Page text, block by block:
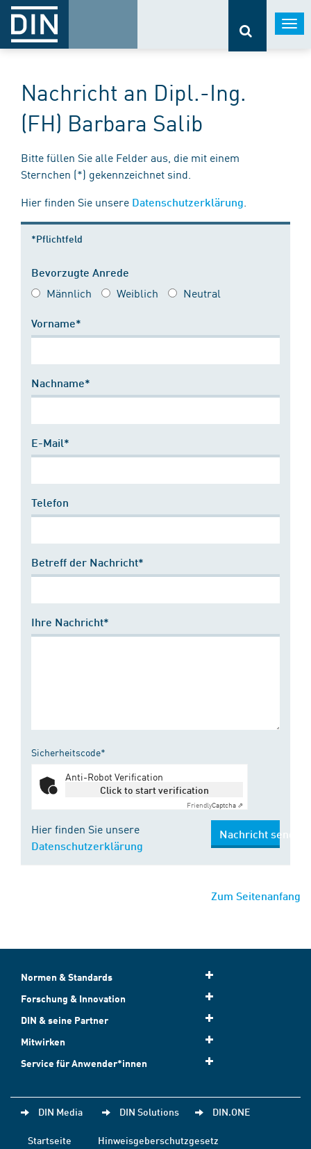
Nachricht an Dipl.-Ing.
(FH) Barbara Salib
Bitte füllen Sie alle Felder aus, die mit einem
Sternchen (*) gekennzeichnet sind.
Hier finden Sie unsere Datenschutzerklärung
*Pflichtfeld
Bevorzugte Anrede
Männlich Weiblich Neutral
Vorname*
Nachname*
E-Mail*
Telefon
Betreff der Nachricht*
Ihre Nachricht*
Sicherheitscode*
Anti-Robot Verification
Click to start verification
FriendlyCaptcha ⇗
Hier finden Sie unsere
Datenschutzerklärung
Nachricht senden
Zum Seitenanfang
Normen & Standards
Forschung & Innovation
DIN & seine Partner
Mitwirken
Service für Anwender*innen
DIN Media DIN Solutions DIN.ONE
Startseite
Hinweisgeberschutzgesetz